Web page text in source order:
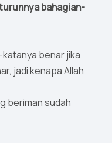
bahagian-
benar jika
jadi kenapa Allah
beriman sudah